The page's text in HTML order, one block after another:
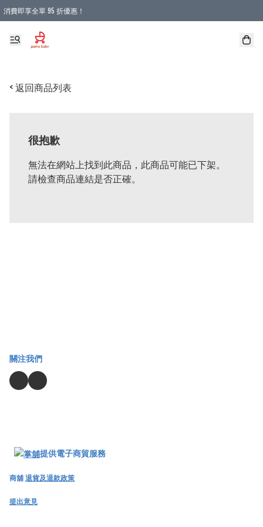
消費即享全單 95 折優惠！
購物滿 HKD 900.00即享免運費優惠！（適用於 本地送貨、本地取貨 )
< 返回商品列表
很抱歉
無法在網站上找到此商品，此商品可能已下架。
請檢查商品連結是否正確。
關注我們
提供電子商貿服務
商舖退貨及退款政策
提出意見